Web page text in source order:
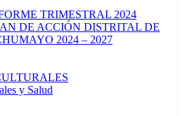
TRIMESTRAL 2024
DE ACCIÓN DISTRITAL DE
2024 – 2027
y Salud